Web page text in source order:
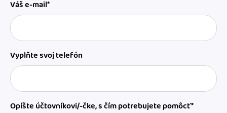
Váš e-mail*
Vyplňte svoj telefón
Opíšte účtovníkovi/-čke, s čím potrebujete pomôcť*